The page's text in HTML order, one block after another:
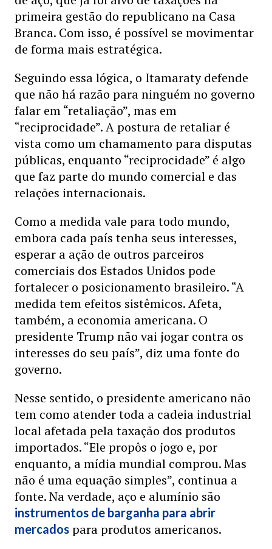
primeira gestão do republicano na Casa
Branca. Com isso, é possível se movimentar
de forma mais estratégica.
Seguindo essa lógica, o Itamaraty defende
que não há razão para ninguém no governo
falar em “retaliação”, mas em
“reciprocidade”. A postura de retaliar é
vista como um chamamento para disputas
públicas, enquanto “reciprocidade” é algo
que faz parte do mundo comercial e das
relações internacionais.
Como a medida vale para todo mundo,
embora cada país tenha seus interesses,
esperar a ação de outros parceiros
comerciais dos Estados Unidos pode
fortalecer o posicionamento brasileiro. “A
medida tem efeitos sistêmicos. Afeta,
também, a economia americana. O
presidente Trump não vai jogar contra os
interesses do seu país”, diz uma fonte do
governo.
Nesse sentido, o presidente americano não
tem como atender toda a cadeia industrial
local afetada pela taxação dos produtos
importados. “Ele propôs o jogo e, por
enquanto, a mídia mundial comprou. Mas
não é uma equação simples”, continua a
fonte. Na verdade, aço e alumínio são
instrumentos de barganha para abrir
mercados para produtos americanos.